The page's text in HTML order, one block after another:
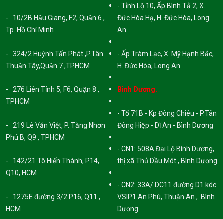
- 10/2B Hậu Giang, F2, Quận 6 ,
Tp. Hồ Chí Minh
- 324/2 Huỳnh Tấn Phát ,P.Tân
Thuận Tây,Quận 7 ,TPHCM
- 276 Liên Tỉnh 5, F6, Quận 8 ,
TPHCM
- 219 Lê Văn Việt, P. Tăng Nhơn
Phú B, Q9 , TPHCM
- 142/21 Tô Hiến Thành, P14,
Q10, HCM
- 1275E đường 3/2 P16, Q11 ,
HCM
- Tỉnh Lộ 10, Ấp Bình Tả 2, X.
Đức Hòa Hạ, H. Đức Hòa, Long
An
- Ấp Tràm Lạc, X. Mỹ Hạnh Bắc,
H. Đức Hòa, Long An
Bình Dương.
- Tổ 71B - Kp Đông Chiêu - P.Tân
Đông Hiệp - Dĩ An - Bình Dương
- CN1: 508A Đại Lộ Bình Dương,
thị xã Thủ Dầu Môt , Bình Dương
- CN2: 33A/ DC11 đường D1 kdc
VSIP1 An Phú, Thuận An , Bình
Dương